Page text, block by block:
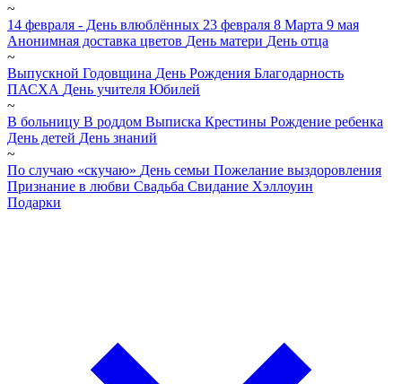
~
14 февраля - День влюблённых 23 февраля 8 Марта 9 мая
Анонимная доставка цветов День матери День отца
~
Выпускной Годовщина День Рождения Благодарность
ПАСХА День учителя Юбилей
~
В больницу В роддом Выписка Крестины Рождение ребенка
День детей День знаний
~
По случаю «скучаю» День семьи Пожелание выздоровления
Признание в любви Свадьба Свидание Хэллоуин
Подарки